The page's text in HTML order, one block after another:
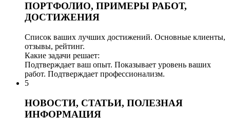
ПОРТФОЛИО, ПРИМЕРЫ РАБОТ,
ДОСТИЖЕНИЯ
Список ваших лучших достижений. Основные клиенты,
отзывы, рейтинг.
Какие задачи решает:
Подтверждает ваш опыт. Показывает уровень ваших
работ. Подтверждает профессионализм.
5
НОВОСТИ, СТАТЬИ, ПОЛЕЗНАЯ
ИНФОРМАЦИЯ